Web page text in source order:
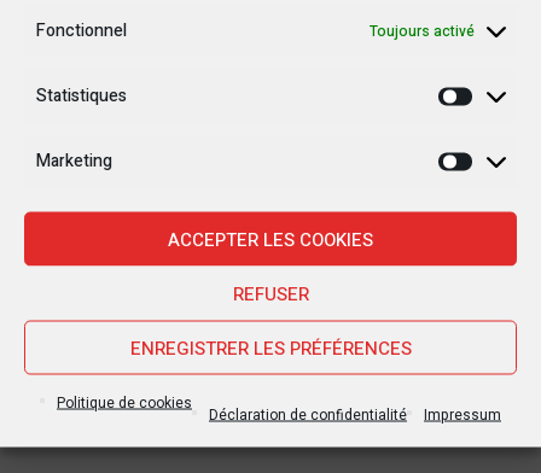
Fonctionnel Toujours activé
Statistiques
Marketing
ACCEPTER LES COOKIES
REFUSER
ENREGISTRER LES PRÉFÉRENCES
Politique de cookies
Déclaration de confidentialité Impressum